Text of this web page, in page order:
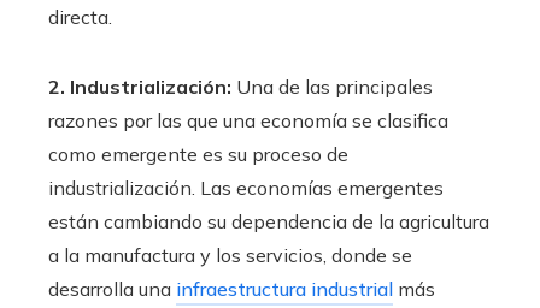
directa.
2. Industrialización: Una de las principales
razones por las que una economía se clasifica
como emergente es su proceso de
industrialización. Las economías emergentes
están cambiando su dependencia de la agricultura
a la manufactura y los servicios, donde se
desarrolla una infraestructura industrial más